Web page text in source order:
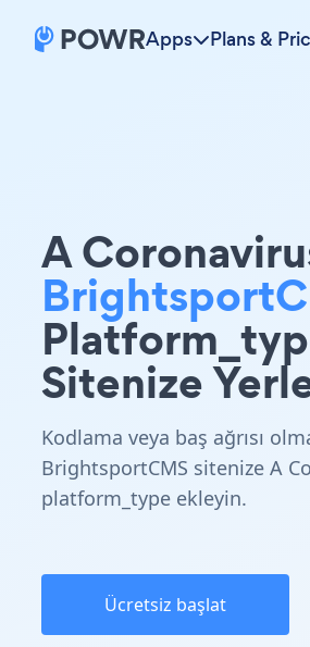
Apps Plans &
A
Sitenize
Kodlama veya baş ağrısı
BrightsportCMS sitenize A
platform_type ekleyin.
Ücretsiz başlat